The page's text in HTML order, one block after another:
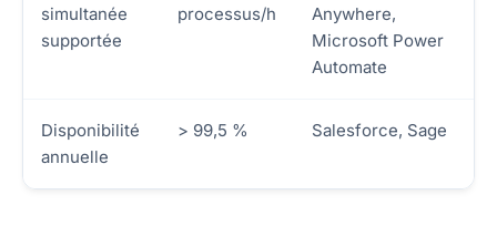
simultanée
supportée
processus/h
Anywhere,
Microsoft Power
Automate
Disponibilité
annuelle
> 99,5 % Salesforce, Sage